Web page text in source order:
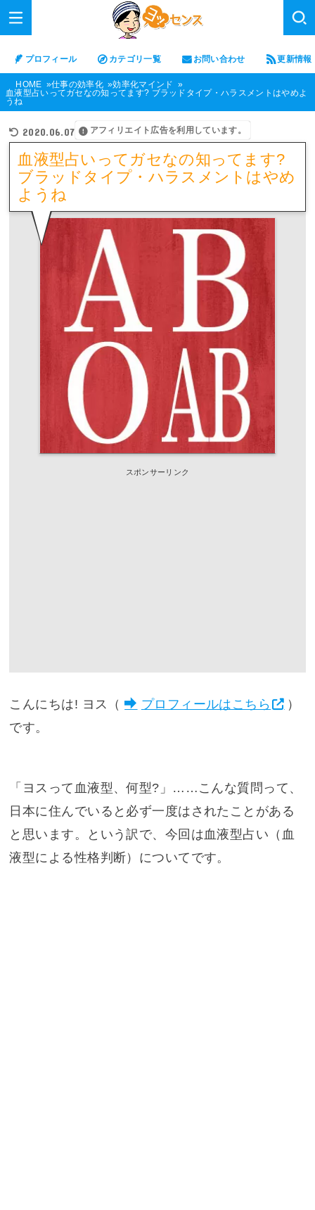
プロフィール カテゴリ一覧 お問い合わせ 更新情報
HOME 仕事の効率化
効率化マインド
血液型占いってガセなの知ってます? ブラッドタイプ・ハラスメントはやめよ
うね
2020.06.07 アフィリエイト広告を利用しています。
血液型占いってガセなの知ってます?
ブラッドタイプ・ハラスメントはやめ
ようね
スポンサーリンク
こんにちは! ヨス（ プロフィールはこちら
）
です。
「ヨスって血液型、何型?」……こんな質問って、
日本に住んでいると必ず一度はされたことがある
と思います。という訳で、今回は血液型占い（血
液型による性格判断）についてです。